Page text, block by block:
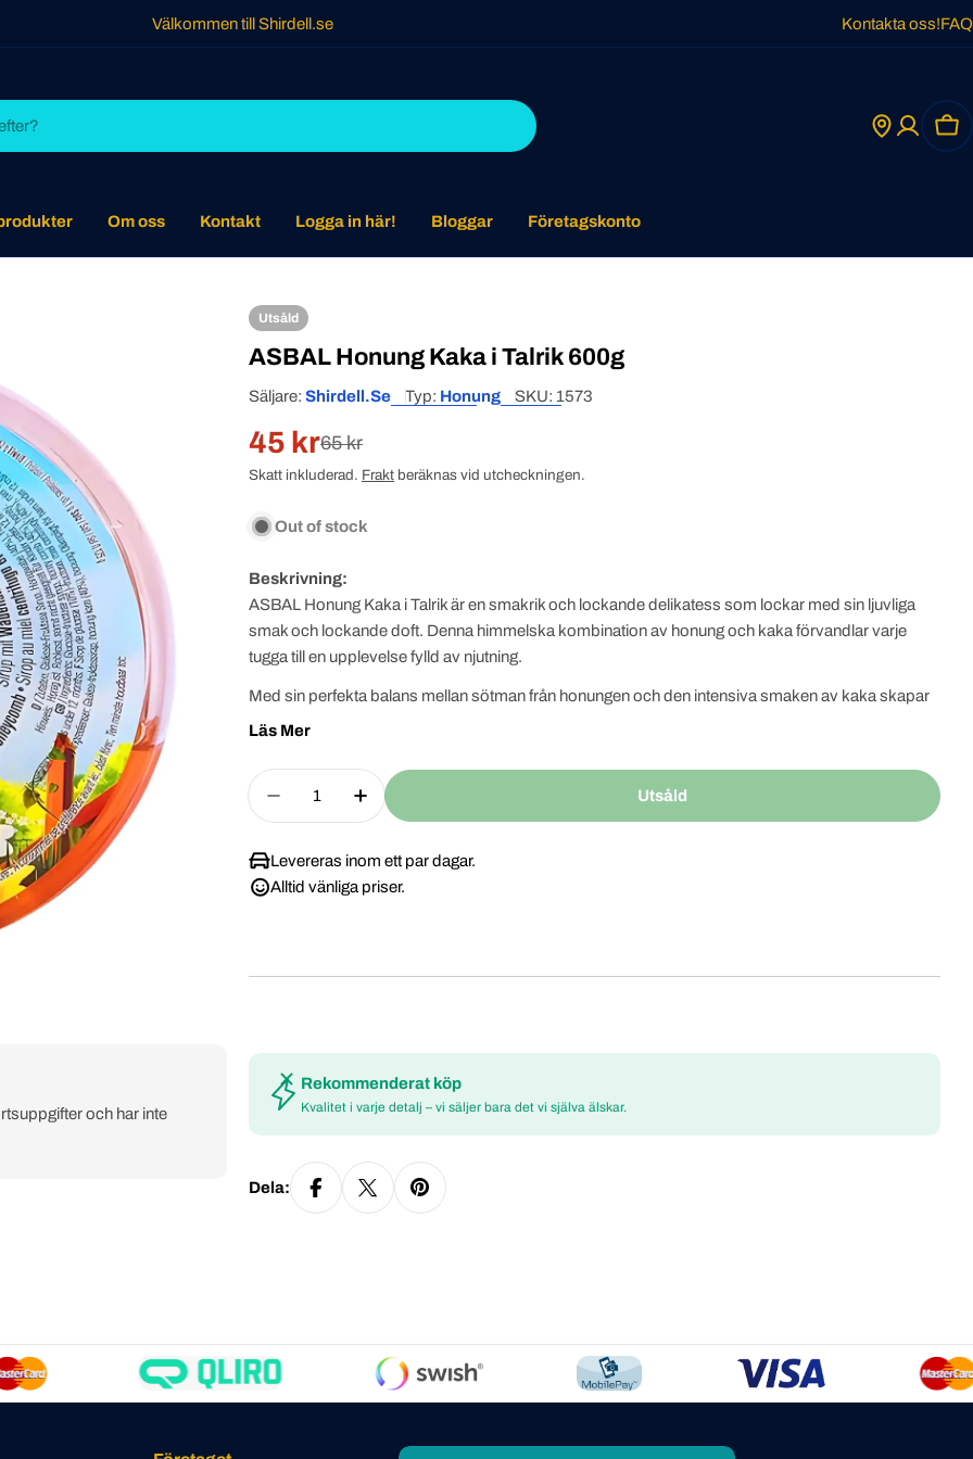
Välkommen till Shirdell.se Kontakta oss!FAQ
Om oss Kontakt Logga in här! Bloggar Företagskonto
och har inte
Utsåld
ASBAL Honung Kaka i Talrik 600g
Säljare: Shirdell.se Typ: Honung SKU: 1573
Rabatterat
pris
45 kr
Normal
pris
65 kr
Skatt inkluderad. Frakt beräknas vid utcheckningen.
Out of stock
Beskrivning:
ASBAL Honung Kaka i Talrik är en smakrik och lockande delikatess som lockar med sin ljuvliga
smak och lockande doft. Denna himmelska kombination av honung och kaka förvandlar varje
tugga till en upplevelse fylld av njutning.
Med sin perfekta balans mellan sötman från honungen och den intensiva smaken av kaka skapar
denna produkt en symfoni av smaker på din tallrik. Varje 600 grams portion är en underbar
som varar länge.
Det är inte bara en kaka; det är en resa genom smakernas värld. Varje tugga tar dig djupare in i en
enastående kulinarisk upplevelse.
Läs Mer
Quantity
Decrease Quantity For ASBAL Honung Kaka I Talrik 600g
Increase Quantity For ASBAL Honung Kaka I Talrik 600g
Utsåld
Levereras inom ett par dagar.
Alltid vänliga priser.
Rekommenderat köp
Kvalitet i varje detalj – vi säljer bara det vi själva älskar.
Dela: